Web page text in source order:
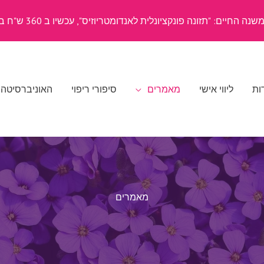
החיים: "תזונה פונקציונלית לאנדומטריוזיס", עכשיו ב 360 ש"ח בלבד
ליווי אישי מאמרים סיפורי ריפוי האוניברסיטה
מאמרים